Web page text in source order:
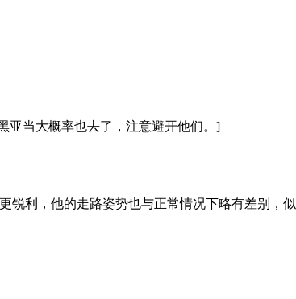
亚当大概率也去了，注意避开他们。]
锐利，他的走路姿势也与正常情况下略有差别，似